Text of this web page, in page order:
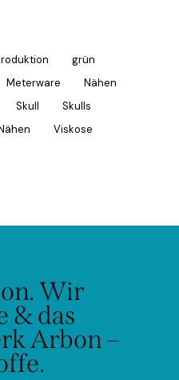
grün
Meterware
Nähen
Skull
Skulls
Viskose
Wir
& das
Arbon –